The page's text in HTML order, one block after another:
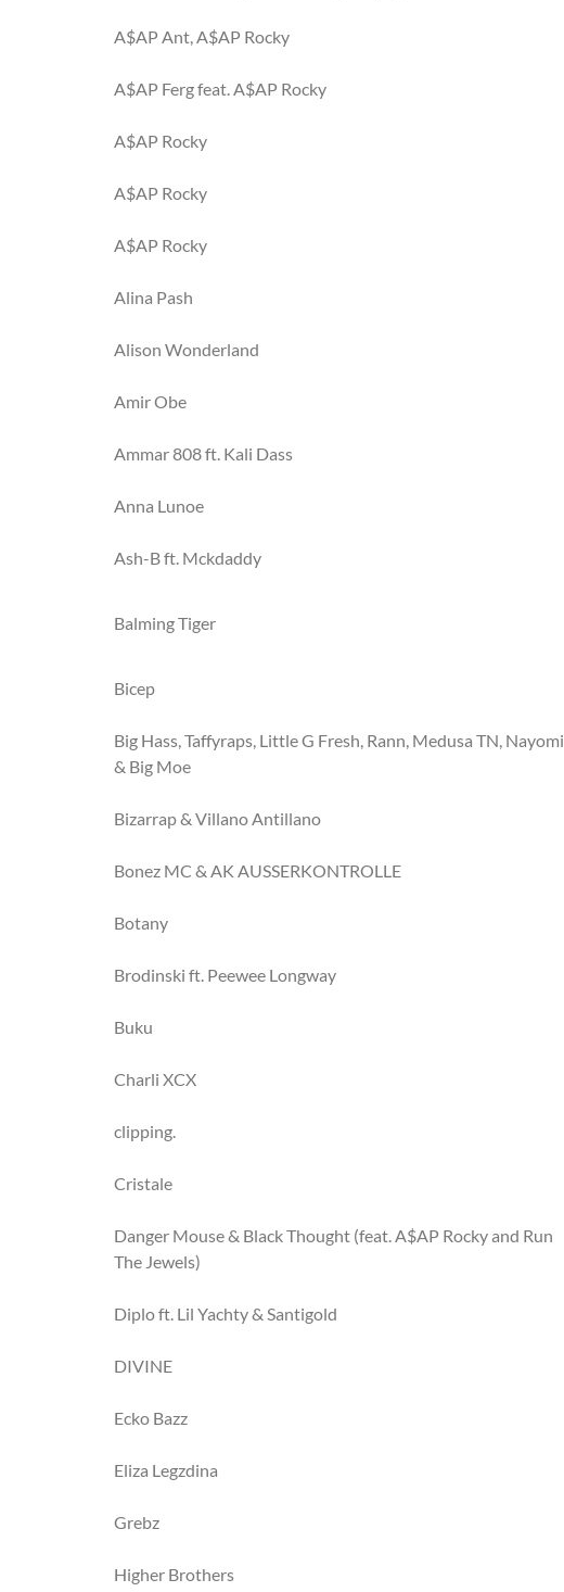
A$AP Ant, A$AP Rocky
A$AP Ferg feat. A$AP Rocky
A$AP Rocky
A$AP Rocky
A$AP Rocky
Alina Pash
Alison Wonderland
Amir Obe
Ammar 808 ft. Kali Dass
Anna Lunoe
Ash-B ft. Mckdaddy
Balming Tiger
Bicep
Big Hass, Taffyraps, Little G Fresh, Rann, Medusa TN, Nayomi
& Big Moe
Bizarrap & Villano Antillano
Bonez MC & AK AUSSERKONTROLLE
Botany
Brodinski ft. Peewee Longway
Buku
Charli XCX
clipping.
Cristale
Danger Mouse & Black Thought (feat. A$AP Rocky and Run
The Jewels)
Diplo ft. Lil Yachty & Santigold
DIVINE
Ecko Bazz
Eliza Legzdina
Grebz
Higher Brothers